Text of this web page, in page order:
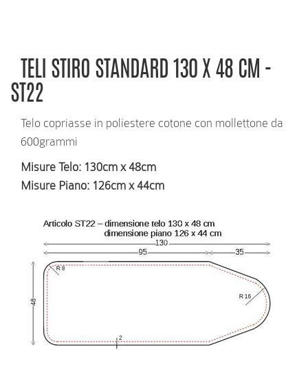
TELI STIRO STANDARD 130 X 48 CM -
ST22
Telo copriasse in poliestere cotone con mollettone da
600grammi
Misure Telo: 130cm x 48cm
Misure Piano: 126cm x 44cm